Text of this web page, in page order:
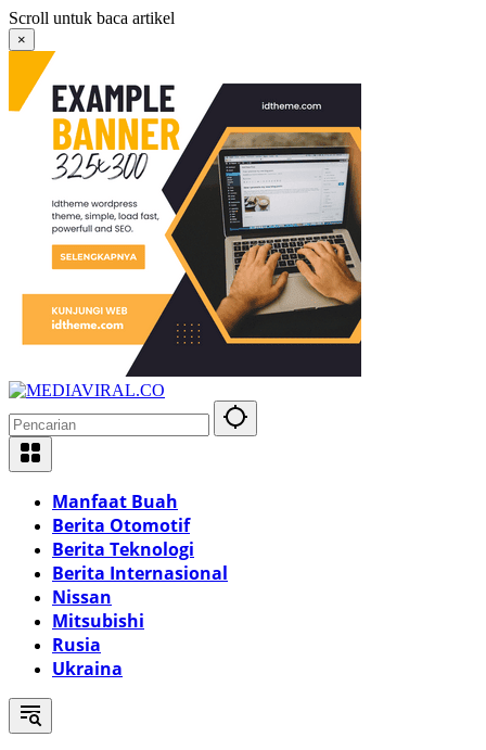
Langsung
ke
konten
Scroll untuk baca artikel
×
Manfaat Buah
Berita Otomotif
Berita Teknologi
Berita Internasional
Nissan
Mitsubishi
Rusia
Ukraina